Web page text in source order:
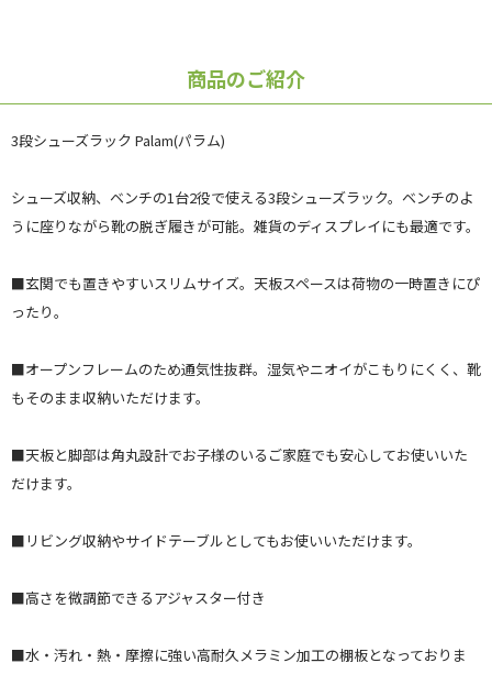
商品のご紹介
3段シューズラック Palam(パラム)
シューズ収納、ベンチの1台2役で使える3段シューズラック。ベンチのよ
うに座りながら靴の脱ぎ履きが可能。雑貨のディスプレイにも最適です。
■玄関でも置きやすいスリムサイズ。天板スペースは荷物の一時置きにぴ
ったり。
■オープンフレームのため通気性抜群。湿気やニオイがこもりにくく、靴
もそのまま収納いただけます。
■天板と脚部は角丸設計でお子様のいるご家庭でも安心してお使いいた
だけます。
■リビング収納やサイドテーブルとしてもお使いいただけます。
■高さを微調節できるアジャスター付き
■水・汚れ・熱・摩擦に強い高耐久メラミン加工の棚板となっておりま